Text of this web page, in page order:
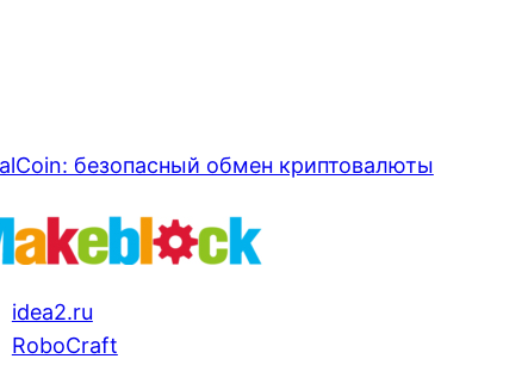
безопасный обмен криптовалюты
idea2.ru
RoboCraft